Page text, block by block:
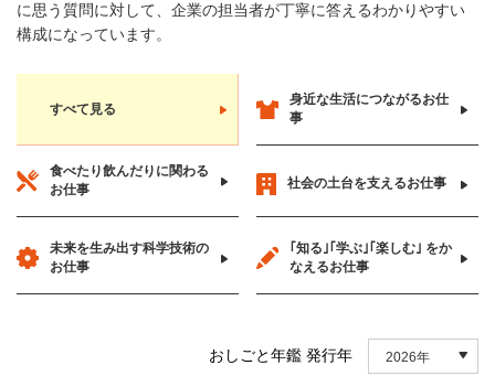
に思う質問に対して、企業の担当者が丁寧に答えるわかりやすい
構成になっています。
すべて見る
身近な生活につながるお仕
事
食べたり飲んだりに関わる
お仕事
社会の土台を支えるお仕事
未来を生み出す科学技術の
お仕事
｢知る｣｢学ぶ｣｢楽しむ｣ をか
なえるお仕事
おしごと年鑑 発行年 2026年